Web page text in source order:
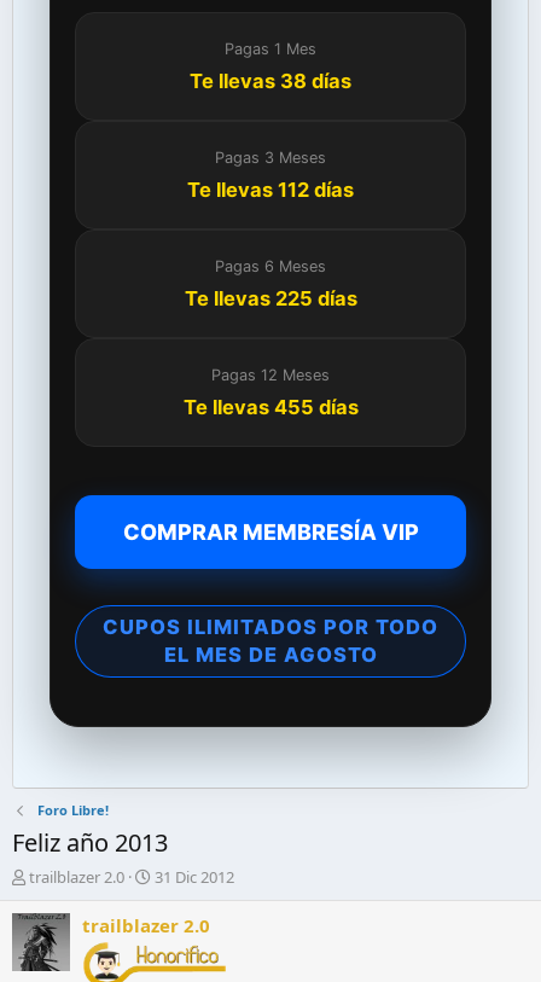
Pagas 1 Mes
Te llevas 38 días
Pagas 3 Meses
Te llevas 112 días
Pagas 6 Meses
Te llevas 225 días
Pagas 12 Meses
Te llevas 455 días
COMPRAR MEMBRESÍA VIP
CUPOS ILIMITADOS POR TODO
EL MES DE AGOSTO
Foro Libre!
Feliz año 2013
A
t
o
r
trailblazer 2.0
F
c
a
31 Dic 2012
trailblazer 2.0